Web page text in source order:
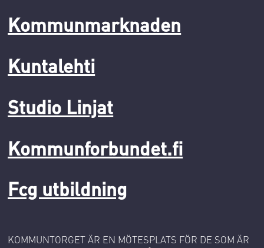
Kommunmarknaden
Kuntalehti
Studio Linjat
Kommunforbundet.fi
Fcg utbildning
KOMMUNTORGET ÄR EN MÖTESPLATS FÖR DE SOM ÄR